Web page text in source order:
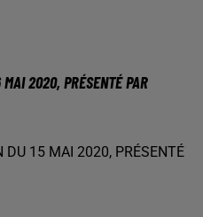
2020, PRÉSENTÉ PAR